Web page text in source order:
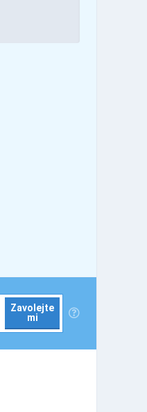
Zavolejte
mi